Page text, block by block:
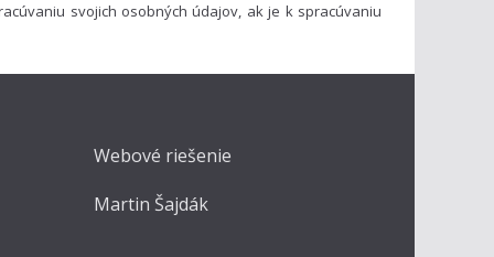
svojich osobných údajov, ak je k spracúvaniu
Webové riešenie
Martin Šajdák